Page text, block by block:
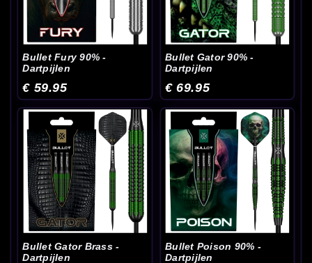
Bullet Fury 90% -
Dartpijlen
€ 59.95
Bullet Gator 90% -
Dartpijlen
€ 69.95
Bullet Gator Brass -
Dartpijlen
Bullet Poison 90% -
Dartpijlen